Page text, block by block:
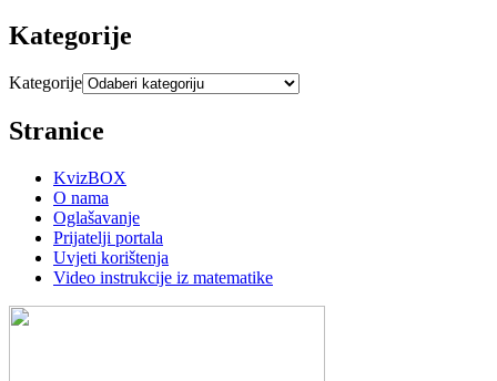
Kategorije
Kategorije
Stranice
KvizBOX
O nama
Oglašavanje
Prijatelji portala
Uvjeti korištenja
Video instrukcije iz matematike